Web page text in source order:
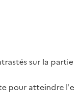
sur la partie
pour atteindre l'e